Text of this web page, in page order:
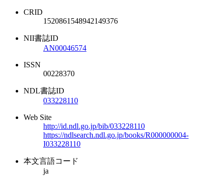
CRID
1520861548942149376
NII書誌ID
AN00046574
ISSN
00228370
NDL書誌ID
033228110
Web Site
http://id.ndl.go.jp/bib/033228110
https://ndlsearch.ndl.go.jp/books/R000000004-
I033228110
本文言語コード
ja